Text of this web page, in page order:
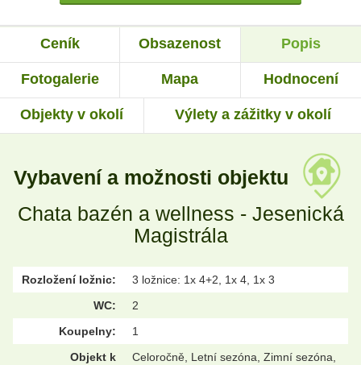
Ceník Obsazenost Popis
Fotogalerie Mapa Hodnocení
Objekty v okolí Výlety a zážitky v okolí
Vybavení a možnosti objektu
Chata bazén a wellness - Jesenická
Magistrála
Rozložení ložnic:
3 ložnice: 1x 4+2, 1x 4, 1x 3
WC:
2
Koupelny:
1
Objekt k
Celoročně, Letní sezóna, Zimní sezóna,